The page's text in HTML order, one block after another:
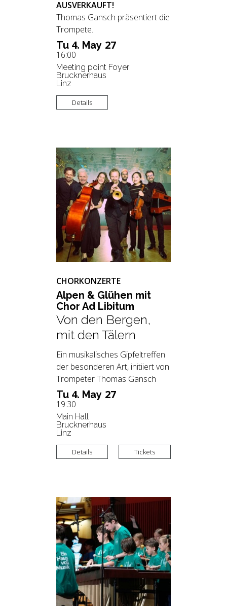
Tu 4. May 27
16:00
Meeting point Foyer
Brucknerhaus
Linz
AUSVERKAUFT!
Thomas Gansch präsentiert die
Trompete.
Details
Tu 4. May 27
19:30
Main Hall
Brucknerhaus
Linz
CHORKONZERTE
Alpen & Glü­hen mit
Chor Ad Li­bi­tum
Von den Bergen,
mit den Tälern
Ein musikalisches Gipfeltreffen
der besonderen Art, initiiert von
Trompeter Thomas Gansch
Details Tickets